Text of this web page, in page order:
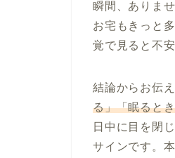
瞬間、ありま
お宅もきっと
覚で見ると不
結論からお伝え
る」「眠ると
日中に目を閉
サインです。